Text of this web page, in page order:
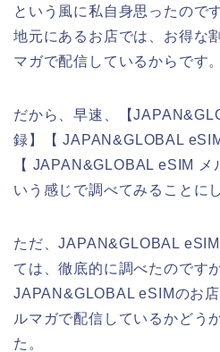
という風に私自身思ったので
地元にあるお店では、お得な
マガで配信しているからです。
だから、早速、【
録】【 JAPAN&GLOBAL
【 JAPAN&GLOBAL eSIM メ
いう感じで調べてみることに
ただ、JAPAN&GLOBAL
ては、徹底的に調べたのです
JAPAN&GLOBAL eSIMのお
ルマガで配信しているかどう
た。